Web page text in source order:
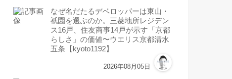
なぜ名だたるデベロッパーは東山・
祇園を選ぶのか。三菱地所レジデン
ス16戸、住友商事14戸が示す「京都
らしさ」の価値〜ウエリス京都清水
五条【kyoto1192】
2026年08月05日